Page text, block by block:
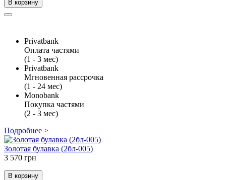
В корзину
Privatbank
Оплата частями
(1 - 3 мес)
Privatbank
Мгновенная рассрочка
(1 - 24 мес)
Monobank
Покупка частями
(2 - 3 мес)
Подробнее >
Золотая булавка (2бл-005)
3 570 грн
В корзину